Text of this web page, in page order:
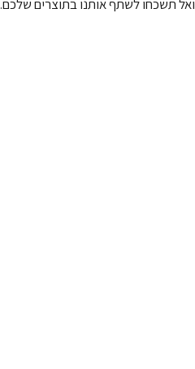
ואל תשכחו לשתף אותנו בתוצרים שלכם.